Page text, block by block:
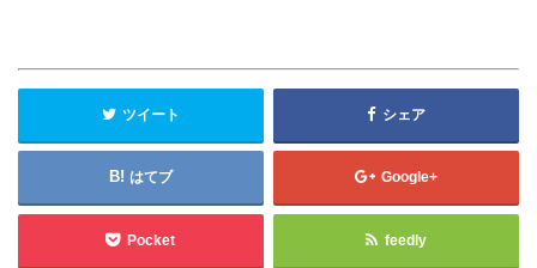
ツイート シェア
はてブ Google+
Pocket feedly